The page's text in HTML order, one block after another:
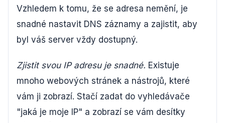
Vzhledem k tomu, že se adresa nemění, je
snadné nastavit DNS záznamy a zajistit, aby
byl váš server vždy dostupný.
Zjistit svou IP adresu je snadné. Existuje
mnoho webových stránek a nástrojů, které
vám ji zobrazí. Stačí zadat do vyhledávače
"jaká je moje IP" a zobrazí se vám desítky